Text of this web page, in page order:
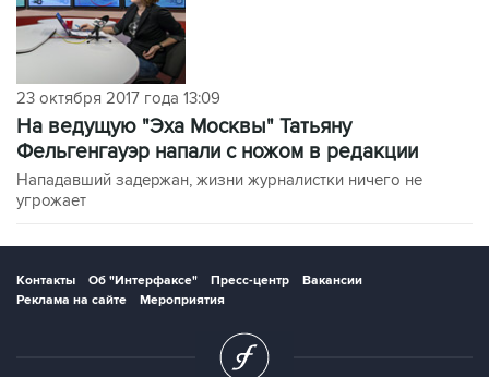
23 октября 2017 года 13:09
На ведущую "Эха Москвы" Татьяну
Фельгенгауэр напали с ножом в редакции
Нападавший задержан, жизни журналистки ничего не
угрожает
Контакты Об "Интерфаксе" Пресс-центр
Вакансии
Реклама на сайте
Мероприятия